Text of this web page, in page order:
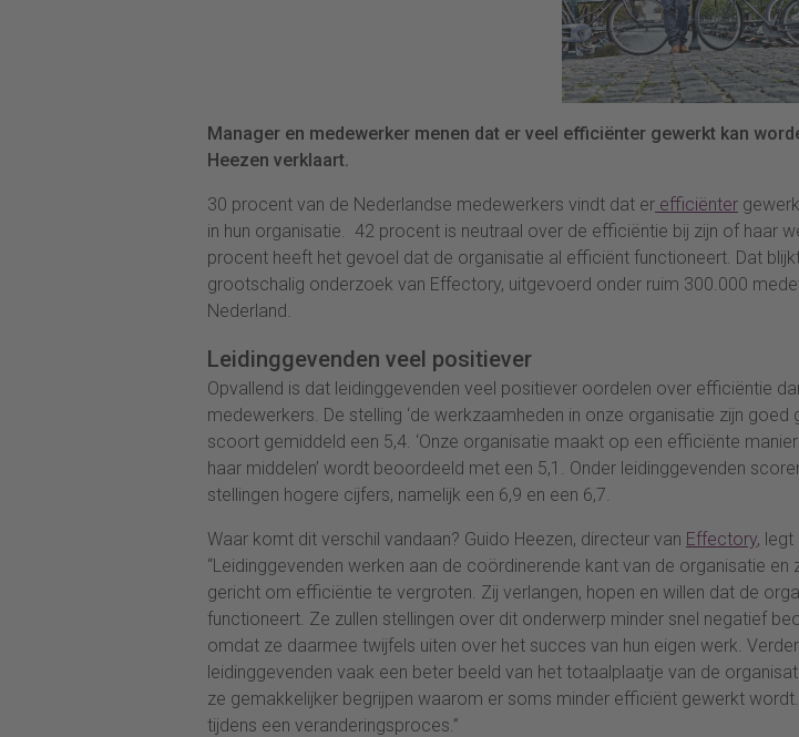
Manager en medewerker menen dat er veel efficiënter gewerkt kan
Heezen verklaart.
30 procent van de Nederlandse medewerkers vindt dat er efficiënter
in hun organisatie. 42 procent is neutraal over de efficiëntie bij zijn of haar
procent heeft het gevoel dat de organisatie al efficiënt functioneert. Dat
grootschalig onderzoek van Effectory, uitgevoerd onder ruim 300.000
Nederland.
Leidinggevenden veel positiever
Opvallend is dat leidinggevenden veel positiever oordelen over efficiëntie
medewerkers. De stelling ‘de werkzaamheden in onze organisatie zijn goed
scoort gemiddeld een 5,4. ‘Onze organisatie maakt op een efficiënte
haar middelen’ wordt beoordeeld met een 5,1. Onder leidinggevenden
stellingen hogere cijfers, namelijk een 6,9 en een 6,7.
Waar komt dit verschil vandaan? Guido Heezen, directeur van Effectory, legt
“Leidinggevenden werken aan de coördinerende kant van de organisatie en
gericht om efficiëntie te vergroten. Zij verlangen, hopen en willen dat de
functioneert. Ze zullen stellingen over dit onderwerp minder snel negatief
omdat ze daarmee twijfels uiten over het succes van hun eigen werk.
leidinggevenden vaak een beter beeld van het totaalplaatje van de
ze gemakkelijker begrijpen waarom er soms minder efficiënt gewerkt
tijdens een veranderingsproces.”